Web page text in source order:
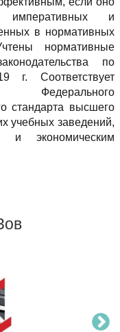
императивных и
в нормативных
нормативные
по
г. Соответствует
Федерального
стандарта высшего
учебных заведений,
и экономическим